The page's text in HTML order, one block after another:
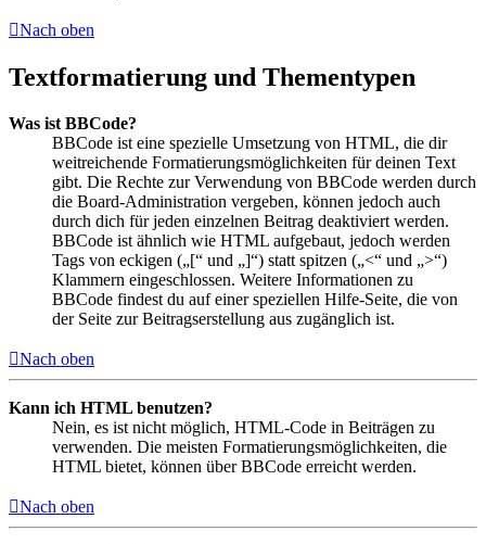
Nach oben
Textformatierung und Thementypen
Was ist BBCode?
BBCode ist eine spezielle Umsetzung von HTML, die dir
weitreichende Formatierungsmöglichkeiten für deinen Text
gibt. Die Rechte zur Verwendung von BBCode werden durch
die Board-Administration vergeben, können jedoch auch
durch dich für jeden einzelnen Beitrag deaktiviert werden.
BBCode ist ähnlich wie HTML aufgebaut, jedoch werden
Tags von eckigen („[“ und „]“) statt spitzen („<“ und „>“)
Klammern eingeschlossen. Weitere Informationen zu
BBCode findest du auf einer speziellen Hilfe-Seite, die von
der Seite zur Beitragserstellung aus zugänglich ist.
Nach oben
Kann ich HTML benutzen?
Nein, es ist nicht möglich, HTML-Code in Beiträgen zu
verwenden. Die meisten Formatierungsmöglichkeiten, die
HTML bietet, können über BBCode erreicht werden.
Nach oben